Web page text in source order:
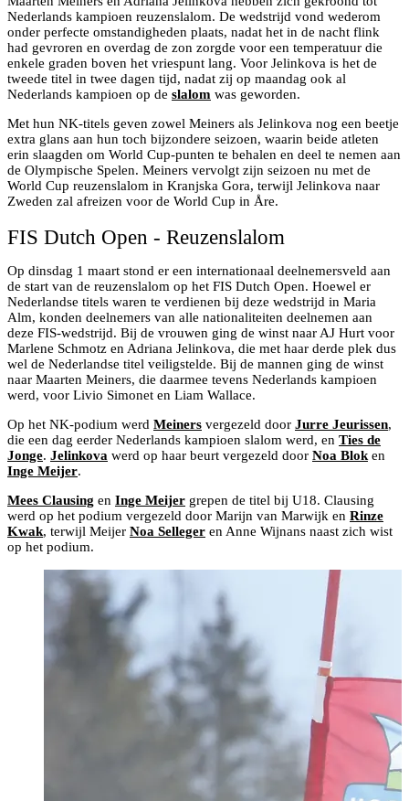
Nederlands kampioen reuzenslalom. De wedstrijd vond wederom
onder perfecte omstandigheden plaats, nadat het in de nacht flink
had gevroren en overdag de zon zorgde voor een temperatuur die
enkele graden boven het vriespunt lang. Voor Jelinkova is het de
tweede titel in twee dagen tijd, nadat zij op maandag ook al
Nederlands kampioen op de slalom was geworden.
Met hun NK-titels geven zowel Meiners als Jelinkova nog een beetje
extra glans aan hun toch bijzondere seizoen, waarin beide atleten
erin slaagden om World Cup-punten te behalen en deel te nemen aan
de Olympische Spelen. Meiners vervolgt zijn seizoen nu met de
World Cup reuzenslalom in Kranjska Gora, terwijl Jelinkova naar
Zweden zal afreizen voor de World Cup in Åre.
FIS Dutch Open - Reuzenslalom
Op dinsdag 1 maart stond er een internationaal deelnemersveld aan
de start van de reuzenslalom op het FIS Dutch Open. Hoewel er
Nederlandse titels waren te verdienen bij deze wedstrijd in Maria
Alm, konden deelnemers van alle nationaliteiten deelnemen aan
deze FIS-wedstrijd. Bij de vrouwen ging de winst naar AJ Hurt voor
Marlene Schmotz en Adriana Jelinkova, die met haar derde plek dus
wel de Nederlandse titel veiligstelde. Bij de mannen ging de winst
naar Maarten Meiners, die daarmee tevens Nederlands kampioen
werd, voor Livio Simonet en Liam Wallace.
Op het NK-podium werd Meiners vergezeld door Jurre Jeurissen,
die een dag eerder Nederlands kampioen slalom werd, en Ties de
Jonge. Jelinkova werd op haar beurt vergezeld door Noa Bloken
Inge Meijer.
Mees Clausing en Inge Meijer grepen de titel bij U18. Clausing
werd op het podium vergezeld door Marijn van Marwijk en Rinze
Kwak, terwijl Meijer Noa Selleger en Anne Wijnans naast zich wist
op het podium.